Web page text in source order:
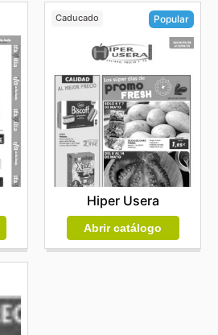
Caducado Popular
Hiper Usera
Abrir catálogo